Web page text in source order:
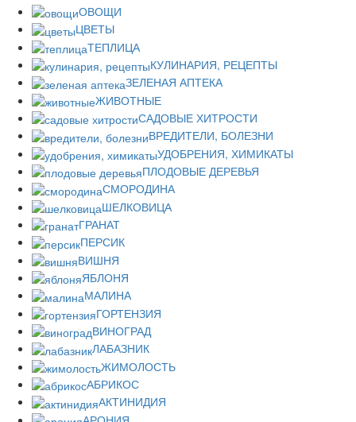
ОВОЩИ
ЦВЕТЫ
ТЕПЛИЦА
КУЛИНАРИЯ, РЕЦЕПТЫ
ЗЕЛЕНАЯ АПТЕКА
ЖИВОТНЫЕ
САДОВЫЕ ХИТРОСТИ
ВРЕДИТЕЛИ, БОЛЕЗНИ
УДОБРЕНИЯ, ХИМИКАТЫ
ПЛОДОВЫЕ ДЕРЕВЬЯ
СМОРОДИНА
ШЕЛКОВИЦА
ГРАНАТ
ПЕРСИК
ВИШНЯ
ЯБЛОНЯ
МАЛИНА
ГОРТЕНЗИЯ
ВИНОГРАД
ЛАБАЗНИК
ЖИМОЛОСТЬ
АБРИКОС
АКТИНИДИЯ